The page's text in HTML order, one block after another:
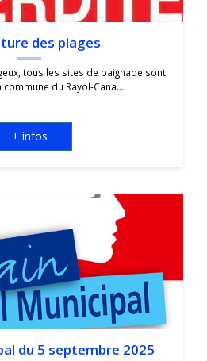
des plages
tous les sites de baignade sont
du Rayol-Cana...
+ infos
du 5 septembre 2025